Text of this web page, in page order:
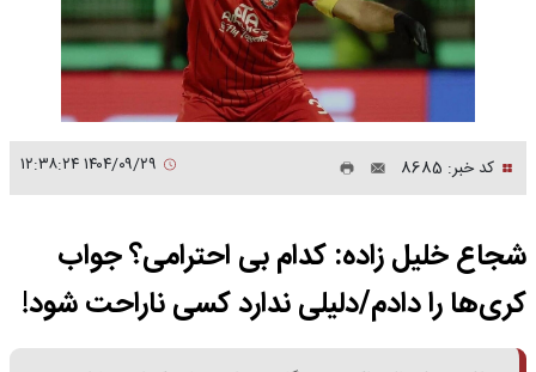
کد خبر: 8685
شجاع خلیل زاده: کدام بی احترامی؟ جواب
کری‌ها را دادم/دلیلی ندارد کسی ناراحت شود!